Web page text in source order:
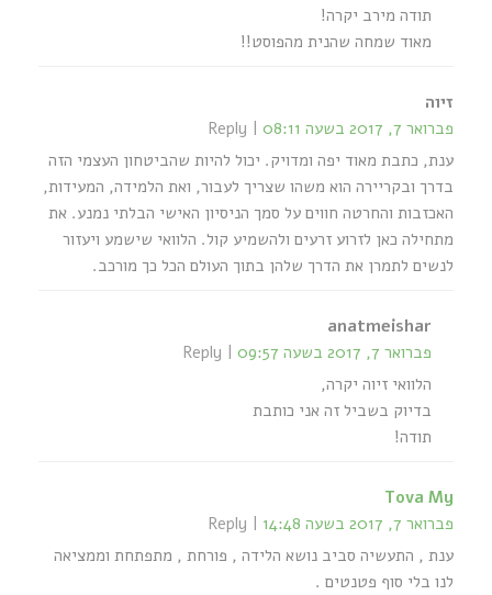
תודה מירב יקרה!
מאוד שמחה שהנית מהפוסט!!
זיוה
פברואר 7, 2017 בשעה 08:11
Reply
ענת, כתבת מאוד יפה ומדויק. יכול להיות שהביטחון העצמי הזה
בדרך ובקריירה הוא משהו שצריך לעבור, ואת הלמידה, המעידות,
האכזבות והחרטה חווים על סמך הניסיון האישי הבלתי נמנע. את
מתחילה כאן לזרוע זרעים ולהשמיע קול. הלוואי שישמע ויעזור
לנשים לתמרן את הדרך שלהן בתוך העולם הכל כך מורכב.
anatmeishar
פברואר 7, 2017 בשעה 09:57
Reply
הלוואי זיוה יקרה,
בדיוק בשביל זה אני כותבת
תודה!
Tova My
פברואר 7, 2017 בשעה 14:48
Reply
ענת , התעשיה סביב נושא הלידה , פורחת , מתפתחת וממציאה
לנו בלי סוף פטנטים .